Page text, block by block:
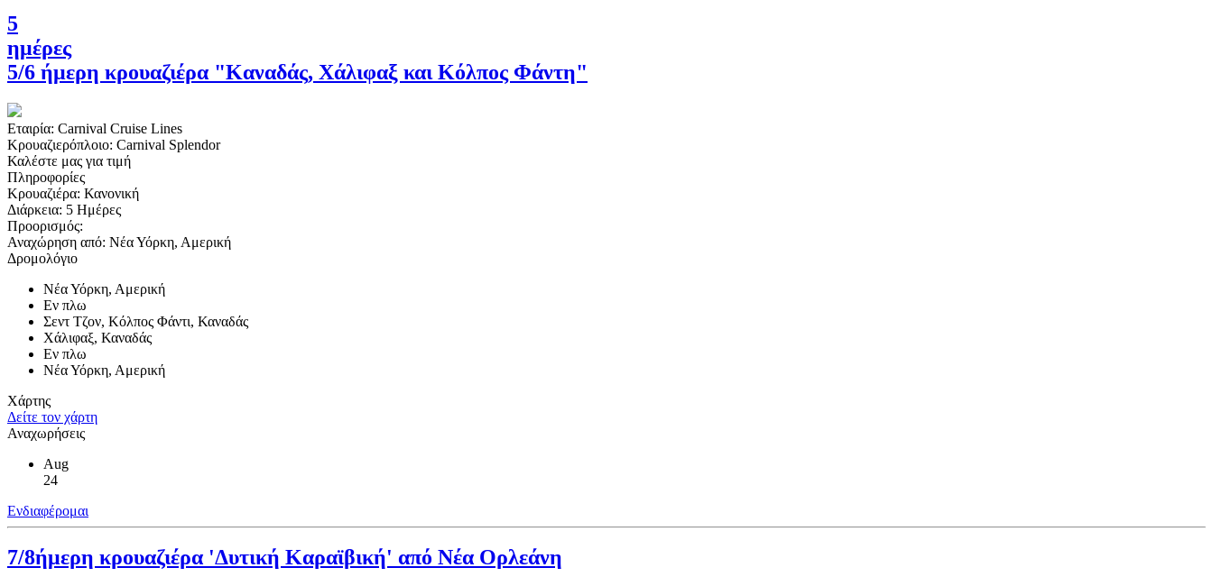
5
ημέρες
5/6 ήμερη κρουαζιέρα "Καναδάς, Χάλιφαξ και Κόλπος Φάντη"
Εταιρία: Carnival Cruise Lines
Κρουαζιερόπλοιο: Carnival Splendor
Καλέστε μας για τιμή
Πληροφορίες
Κρουαζιέρα: Κανονική
Διάρκεια: 5 Ημέρες
Προορισμός:
Αναχώρηση από: Νέα Υόρκη, Αμερική
Δρομολόγιο
Νέα Υόρκη, Αμερική
Εν πλω
Σεντ Τζον, Κόλπος Φάντι, Καναδάς
Χάλιφαξ, Καναδάς
Εν πλω
Νέα Υόρκη, Αμερική
Χάρτης
Δείτε τον χάρτη
Αναχωρήσεις
Aug
24
Ενδιαφέρομαι
7/8ήμερη κρουαζιέρα 'Δυτική Καραϊβική' από Νέα Ορλεάνη